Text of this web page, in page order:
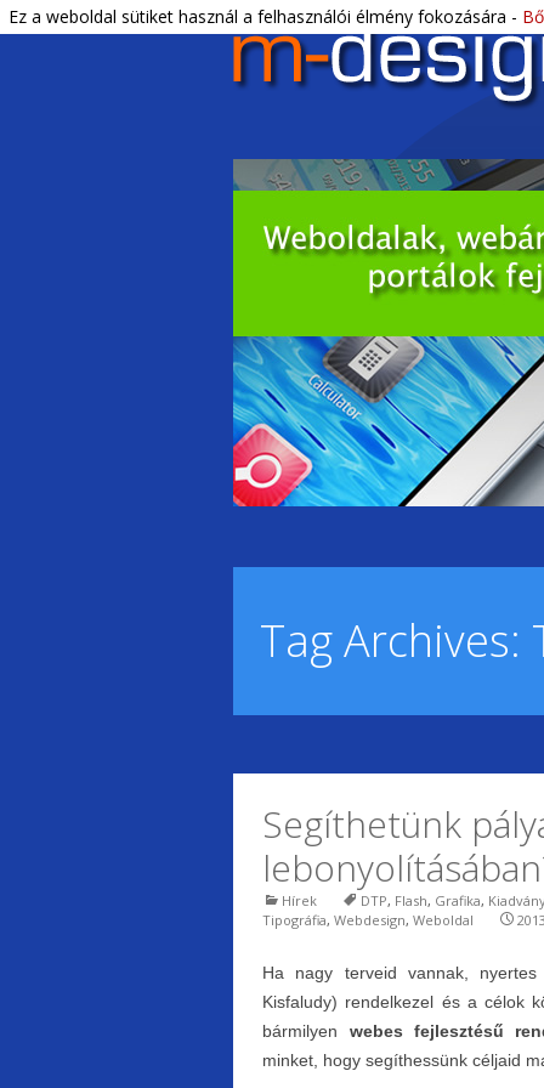
M-Design
Letisztult, profi webdesign és DTP.
Tag Archives:
Segíthetünk
Hírek DTP, Flash, Grafika,
Tipográfia, Webdesign, Weboldal
Ha nagy terveid vannak, nyertes
Kisfaludy) rendelkezel és a célok
bármilyen webes fejlesztésű
minket, hogy segíthessünk céljaid
Ez a weboldal sütiket használ a felhasználói élmény fokozására -